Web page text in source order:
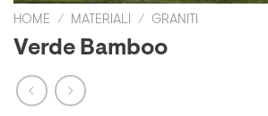
HOME / MATERIALI / GRANITI
Verde Bamboo